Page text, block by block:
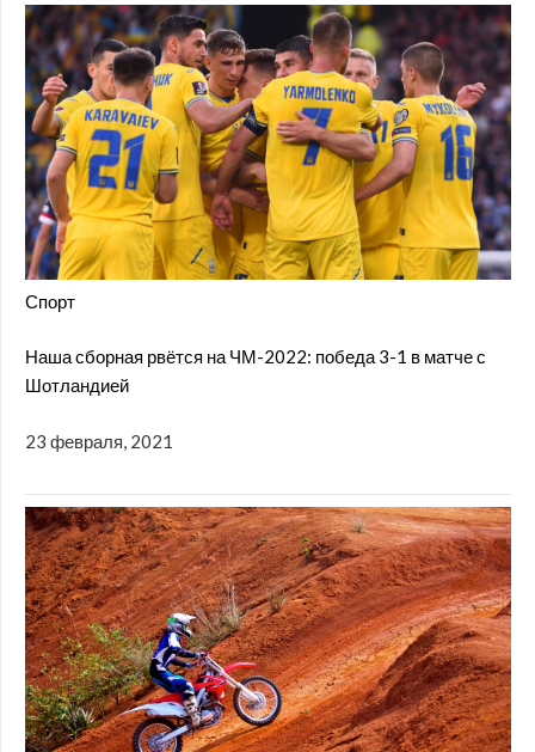
Спорт
Наша сборная рвётся на ЧМ-2022: победа 3-1 в матче с
Шотландией
23 февраля, 2021